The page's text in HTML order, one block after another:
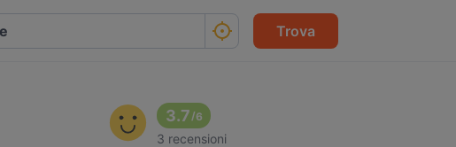
Trova
3.7 /6
3 recensioni